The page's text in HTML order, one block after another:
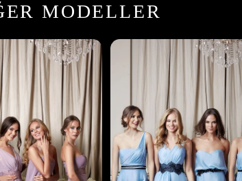
MODELLER